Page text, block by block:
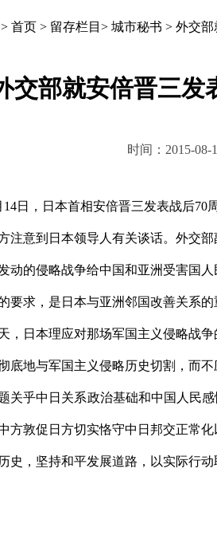
首页 > 留存栏目 > 城市秘书 > 外交部
交部就安倍晋三发
时间：2015-
日，日本首相安倍晋三发表战后70
注意到日本领导人有关谈话。外交
动的侵略战争给中国和亚洲受害国
要求，是日本与亚洲邻国改善关系
，日本理应对那场军国主义侵略战
底地与军国主义侵略历史切割，而
关乎中日关系政治基础和中国人民
方敦促日方切实恪守中日邦交正常
史，坚持和平发展道路，以实际行动